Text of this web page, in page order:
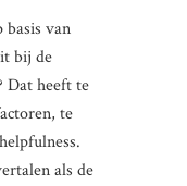
van
bij de
Dat heeft te
te
als de